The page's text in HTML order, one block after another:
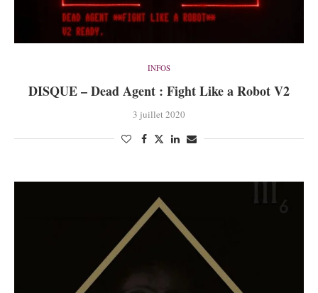
INFOS
DISQUE – Dead Agent : Fight Like a Robot V2
3 juillet 2020